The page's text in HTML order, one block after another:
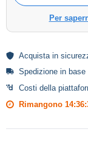
Per
Acquista in
Spedizione in base
Costi della
Rimangono